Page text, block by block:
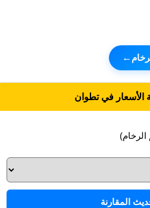
←
الأسعار في تطوان
المقارنة